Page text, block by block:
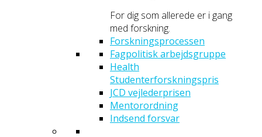
For dig som allerede er i gang
med forskning.
Forskningsprocessen
Fagpolitisk arbejdsgruppe
Health
Studenterforskningspris
JCD vejlederprisen
Mentorordning
Indsend forsvar